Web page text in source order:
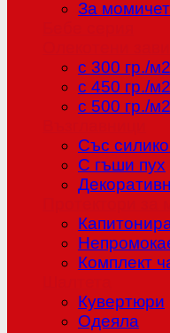
За
с 300 гр./
с 450 гр./
с 500 гр./
Със
С гъши пух
Комплект
Кувертюри
Одеяла